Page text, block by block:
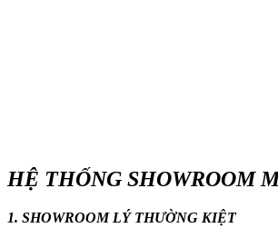
HỆ THỐNG SHOWROOM
1. SHOWROOM LÝ THƯỜNG KIỆT